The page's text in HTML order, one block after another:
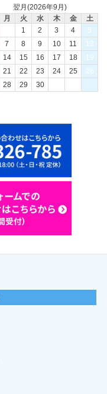
翌月(2026年9月)
月 火 水 木 金
土
1
2 3 4
5
7 8 9 10 11
12
14 15 16 17 18
19
21 22 23 24 25
26
28 29 30